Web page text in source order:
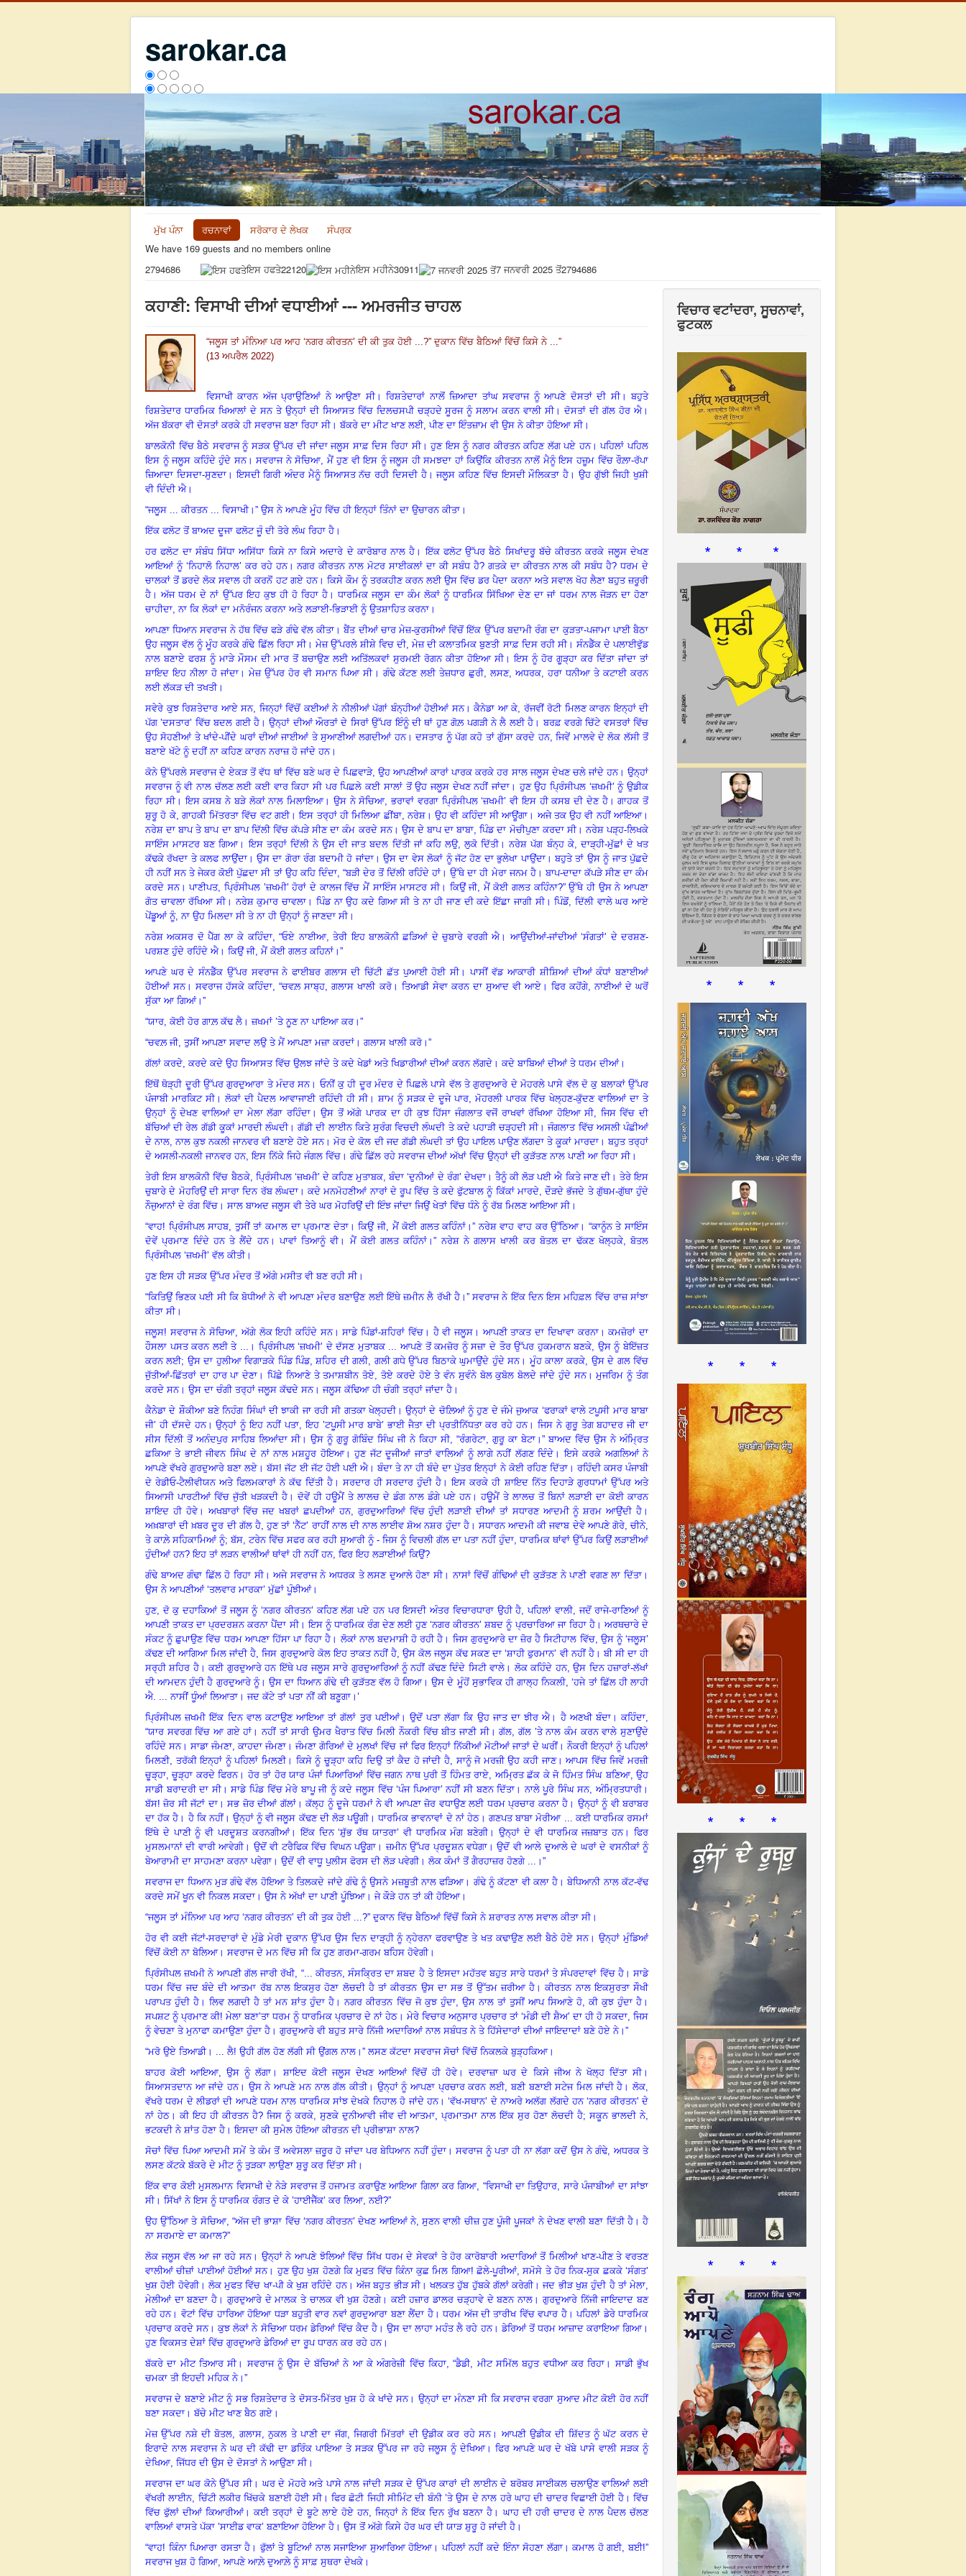
sarokar.ca
ਮੁੱਖ ਪੰਨਾ ਰਚਨਾਵਾਂ ਸਰੋਕਾਰ ਦੇ ਲੇਖਕ
ਸੰਪਰਕ
We have 169 guests and no members online
2794686
ਇਸ ਹਫਤੇ22120 ਇਸ ਮਹੀਨੇ30911 7 ਜਨਵਰੀ 2025 ਤੋਂ2794686
ਕਹਾਣੀ: ਵਿਸਾਖੀ ਦੀਆਂ ਵਧਾਈਆਂ --- ਅਮਰਜੀਤ ਚਾਹਲ
“ਜਲੂਸ ਤਾਂ ਮੰਨਿਆ ਪਰ ਆਹ ‘ਨਗਰ ਕੀਰਤਨ’ ਦੀ ਕੀ ਤੁਕ ਹੋਈ ...?” ਦੁਕਾਨ ਵਿੱਚ ਬੈਠਿਆਂ ਵਿੱਚੋਂ ਕਿਸੇ ਨੇ ... ”
(13 ਅਪਰੈਲ 2022)
ਵਿਸਾਖੀ ਕਾਰਨ ਅੱਜ ਪ੍ਰਾਉਣਿਆਂ ਨੇ ਆਉਣਾ ਸੀ।ਰਿਸ਼ਤੇਦਾਰਾਂ ਨਾਲੋਂ ਜ਼ਿਆਦਾ ਤਾਂਘ ਸਵਰਾਜ ਨੂੰ ਆਪਣੇ ਦੋਸਤਾਂ ਦੀ ਸੀ।ਬਹੁਤੇ
ਰਿਸ਼ਤੇਦਾਰ ਧਾਰਮਿਕ ਖਿਆਲਾਂ ਦੇ ਸਨ ਤੇ ਉਨ੍ਹਾਂ ਦੀ ਸਿਆਸਤ ਵਿੱਚ ਦਿਲਚਸਪੀ ਚੜ੍ਹਦੇ ਸੂਰਜ ਨੂੰ ਸਲਾਮ ਕਰਨ ਵਾਲੀ ਸੀ।ਦੋਸਤਾਂ ਦੀ ਗੱਲ ਹੋਰ ਐ।
ਅੱਜ ਬੱਕਰਾ ਵੀ ਦੋਸਤਾਂ ਕਰਕੇ ਹੀ ਸਵਰਾਜ ਬਣਾ ਰਿਹਾ ਸੀ। ਬੱਕਰੇ ਦਾ ਮੀਟ ਖਾਣ ਲਈ, ਪੀਣ ਦਾ ਇੰਤਜ਼ਾਮ ਵੀ ਉਸ ਨੇ ਕੀਤਾ ਹੋਇਆ ਸੀ।
ਬਾਲਕੋਨੀ ਵਿੱਚ ਬੈਠੇ ਸਵਰਾਜ ਨੂੰ ਸੜਕ ਉੱਪਰ ਦੀ ਜਾਂਦਾ ਜਲੂਸ ਸਾਫ਼ ਦਿਸ ਰਿਹਾ ਸੀ।ਹੁਣ ਇਸ ਨੂੰ ਨਗਰ ਕੀਰਤਨ ਕਹਿਣ ਲੱਗ ਪਏ ਹਨ।ਪਹਿਲਾਂ ਪਹਿਲ
ਇਸ ਨੂੰ ਜਲੂਸ ਕਹਿੰਦੇ ਹੁੰਦੇ ਸਨ।ਸਵਰਾਜ ਨੇ ਸੋਚਿਆ, ਮੈਂ ਹੁਣ ਵੀ ਇਸ ਨੂੰ ਜਲੂਸ ਹੀ ਸਮਝਦਾ ਹਾਂ ਕਿਉਂਕਿ ਕੀਰਤਨ ਨਾਲੋਂ ਮੈਨੂੰ ਇਸ ਹਜ਼ੂਮ ਵਿੱਚ ਰੌਲ਼ਾ-ਰੱਪਾ
ਜ਼ਿਆਦਾ ਦਿਸਦਾ-ਸੁਣਦਾ। ਇਸਦੀ ਗਿਰੀ ਅੰਦਰ ਮੈਨੂੰ ਸਿਆਸਤ ਨੱਚ ਰਹੀ ਦਿਸਦੀ ਹੈ।ਜਲੂਸ ਕਹਿਣ ਵਿੱਚ ਇਸਦੀ ਮੌਲਿਕਤਾ ਹੈ । ਉਹ ਗੁੱਝੀ ਜਿਹੀ ਖੁਸ਼ੀ
ਵੀ ਦਿੰਦੀ ਐ।
“ਜਲੂਸ ... ਕੀਰਤਨ ... ਵਿਸਾਖੀ। ” ਉਸ ਨੇ ਆਪਣੇ ਮੂੰਹ ਵਿੱਚ ਹੀ ਇਨ੍ਹਾਂ ਤਿੰਨਾਂ ਦਾ ਉਚਾਰਨ ਕੀਤਾ ।
ਇੱਕ ਫਲੋਟ ਤੋਂ ਬਾਅਦ ਦੂਜਾ ਫਲੋਟ ਜੂੰ ਦੀ ਤੋਰੇ ਲੰਘ ਰਿਹਾ ਹੈ ।
ਹਰ ਫਲੋਟ ਦਾ ਸੰਬੰਧ ਸਿੱਧਾ ਅਸਿੱਧਾ ਕਿਸੇ ਨਾ ਕਿਸੇ ਅਦਾਰੇ ਦੇ ਕਾਰੋਬਾਰ ਨਾਲ ਹੈ । ਇੱਕ ਫਲੋਟ ਉੱਪਰ ਬੈਠੇ ਸਿਖਾਂਦਰੂ ਬੱਚੇ ਕੀਰਤਨ ਕਰਕੇ ਜਲੂਸ ਦੇਖਣ
ਆਇਆਂ ਨੂੰ ‘ਨਿਹਾਲੋ ਨਿਹਾਲ’ ਕਰ ਰਹੇ ਹਨ।ਨਗਰ ਕੀਰਤਨ ਨਾਲ ਮੋਟਰ ਸਾਈਕਲਾਂ ਦਾ ਕੀ ਸਬੰਧ ਹੈ? ਗਤਕੇ ਦਾ ਕੀਰਤਨ ਨਾਲ ਕੀ ਸਬੰਧ ਹੈ?ਧਰਮ ਦੇ
ਚਾਲਕਾਂ ਤੋਂ ਡਰਦੇ ਲੋਕ ਸਵਾਲ ਹੀ ਕਰਨੋਂ ਹਟ ਗਏ ਹਨ। ਕਿਸੇ ਕੌਮ ਨੂੰ ਤਰਕਹੀਣ ਕਰਨ ਲਈ ਉਸ ਵਿੱਚ ਡਰ ਪੈਦਾ ਕਰਨਾ ਅਤੇ ਸਵਾਲ ਖੋਹ ਲੈਣਾ ਬਹੁਤ ਜ਼ਰੂਰੀ
ਹੈ ।ਅੱਜ ਧਰਮ ਦੇ ਨਾਂ ਉੱਪਰ ਇਹ ਕੁਝ ਹੀ ਹੋ ਰਿਹਾ ਹੈ ।ਧਾਰਮਿਕ ਜਲੂਸ ਦਾ ਕੰਮ ਲੋਕਾਂ ਨੂੰ ਧਾਰਮਿਕ ਸਿੱਖਿਆ ਦੇਣ ਦਾ ਜਾਂ ਧਰਮ ਨਾਲ ਜੋੜਨ ਦਾ ਹੋਣਾ
ਚਾਹੀਦਾ ਨਾ ਕਿ ਲੋਕਾਂ ਦਾ ਮਨੋਰੰਜਨ ਕਰਨਾ ਅਤੇ ਲੜਾਈ-ਭਿੜਾਈ ਨੂੰ ਉਤਸ਼ਾਹਿਤ ਕਰਨਾ ।
ਆਪਣਾ ਧਿਆਨ ਸਵਰਾਜ ਨੇ ਹੱਥ ਵਿੱਚ ਫੜੇ ਗੰਢੇ ਵੱਲ ਕੀਤਾ ।ਬੈਂਤ ਦੀਆਂ ਚਾਰ ਮੇਜ਼-ਕੁਰਸੀਆਂ ਵਿੱਚੋਂ ਇੱਕ ਉੱਪਰ ਬਦਾਮੀ ਰੰਗ ਦਾ ਕੁੜਤਾ-ਪਜਾਮਾ ਪਾਈ ਬੈਠਾ
ਉਹ ਜਲੂਸ ਵੱਲ ਨੂੰ ਮੂੰਹ ਕਰਕੇ ਗੰਢੇ ਛਿੱਲ ਰਿਹਾ ਸੀ। ਮੇਜ਼ ਉੱਪਰਲੇ ਸ਼ੀਸ਼ੇ ਵਿਚ ਦੀ,ਮੇਜ਼ ਦੀ ਕਲਾਤਮਿਕ ਬੁਣਤੀ ਸਾਫ਼ ਦਿਸ ਰਹੀ ਸੀ। ਸੰਨਡੈੱਕ ਦੇ ਪਲਾਈਵੁੱਡ
ਨਾਲ ਬਣਾਏ ਫਰਸ਼ ਨੂੰ ਮਾੜੇ ਮੌਸਮ ਦੀ ਮਾਰ ਤੋਂ ਬਚਾਉਣ ਲਈ ਅਤਿੱਲਕਵਾਂ ਸੁਰਮਈ ਰੋਗਨ ਕੀਤਾ ਹੋਇਆ ਸੀ।ਇਸ ਨੂੰ ਹੋਰ ਗੂੜ੍ਹਾ ਕਰ ਦਿੱਤਾ ਜਾਂਦਾ ਤਾਂ
ਸ਼ਾਇਦ ਇਹ ਨੀਲਾ ਹੋ ਜਾਂਦਾ ।ਮੇਜ਼ ਉੱਪਰ ਹੋਰ ਵੀ ਸਮਾਨ ਪਿਆ ਸੀ। ਗੰਢੇ ਕੱਟਣ ਲਈ ਤੇਜ਼ਧਾਰ ਛੁਰੀ, ਲਸਣ, ਅਧਰਕ, ਹਰਾ ਧਨੀਆ ਤੇ ਕਟਾਈ ਕਰਨ
ਲਈ ਲੱਕੜ ਦੀ ਤਖਤੀ।
ਸਵੇਰੇ ਕੁਝ ਰਿਸ਼ਤੇਦਾਰ ਆਏ ਸਨ, ਜਿਨ੍ਹਾਂ ਵਿੱਚੋਂ ਕਈਆਂ ਨੇ ਨੀਲੀਆਂ ਪੱਗਾਂ ਬੰਨ੍ਹੀਆਂ ਹੋਈਆਂ ਸਨ। ਕੈਨੇਡਾ ਆ ਕੇ ਰੱਜਵੀਂ ਰੋਟੀ ਮਿਲਣ ਕਾਰਨ ਇਨ੍ਹਾਂ ਦੀ
ਪੱਗ ’ਦਸਤਾਰ’ ਵਿੱਚ ਬਦਲ ਗਈ ਹੈ।ਉਨ੍ਹਾਂ ਦੀਆਂ ਔਰਤਾਂ ਦੇ ਸਿਰਾਂ ਉੱਪਰ ਇੰਨੂੰ ਦੀ ਥਾਂ ਹੁਣ ਗੋਲ਼ ਪਗੜੀ ਨੇ ਲੈ ਲਈ ਹੈ । ਬਰਫ਼ ਵਰਗੇ ਚਿੱਟੇ ਵਸਤਰਾਂ ਵਿੱਚ
ਉਹ ਸੋਹਣੀਆਂ ਤੇ ਖਾਂਦੇ-ਪੀਂਦੇ ਘਰਾਂ ਦੀਆਂ ਜਾਈਆਂ ਤੇ ਸੁਆਣੀਆਂ ਲਗਦੀਆਂ ਹਨ।ਦਸਤਾਰ ਨੂੰ ਪੱਗ ਕਹੋ ਤਾਂ ਗੁੱਸਾ ਕਰਦੇ ਹਨ, ਜਿਵੇਂ ਮਾਲਵੇ ਦੇ ਲੋਕ ਲੱਸੀ ਤੋਂ
ਬਣਾਏ ਖੱਟੇ ਨੂੰ ਦਹੀਂ ਨਾ ਕਹਿਣ ਕਾਰਨ ਨਰਾਜ਼ ਹੋ ਜਾਂਦੇ ਹਨ।
ਕੋਨੇ ਉੱਪਰਲੇ ਸਵਰਾਜ ਦੇ ਏਕੜ ਤੋਂ ਵੱਧ ਥਾਂ ਵਿੱਚ ਬਣੇ ਘਰ ਦੇ ਪਿਛਵਾੜੇ,ਉਹ ਆਪਣੀਆਂ ਕਾਰਾਂ ਪਾਰਕ ਕਰਕੇ ਹਰ ਸਾਲ ਜਲੂਸ ਦੇਖਣ ਚਲੇ ਜਾਂਦੇ ਹਨ।ਉਨ੍ਹਾਂ
ਸਵਰਾਜ ਨੂੰ ਵੀ ਨਾਲ ਚੱਲਣ ਲਈ ਕਈ ਵਾਰ ਕਿਹਾ ਸੀ ਪਰ ਪਿਛਲੇ ਕਈ ਸਾਲਾਂ ਤੋਂ ਉਹ ਜਲੂਸ ਦੇਖਣ ਨਹੀਂ ਜਾਂਦਾ। ਹੁਣ ਉਹ ਪ੍ਰਿੰਸੀਪਲ ‘ਜ਼ਖਮੀ’ ਨੂੰ ਉਡੀਕ
ਰਿਹਾ ਸੀ।ਇਸ ਕਸਬ ਨੇ ਬੜੇ ਲੋਕਾਂ ਨਾਲ ਮਿਲਾਇਆ। ਉਸ ਨੇ ਸੋਚਿਆ, ਭਰਾਵਾਂ ਵਰਗਾ ਪ੍ਰਿੰਸੀਪਲ ‘ਜ਼ਖਮੀ’ ਵੀ ਇਸ ਹੀ ਕਸਬ ਦੀ ਦੇਣ ਹੈ।ਗਾਹਕ ਤੋਂ
ਸ਼ੁਰੂ ਹੋ ਕੇ, ਗਾਹਕੀ ਮਿੱਤਰਤਾ ਵਿੱਚ ਵਟ ਗਈ।ਇਸ ਤਰ੍ਹਾਂ ਹੀ ਮਿਲਿਆ ਛੀਂਬਾ, ਨਰੇਸ਼।ਉਹ ਵੀ ਕਹਿੰਦਾ ਸੀ ਆਊਂਗਾ । ਅਜੇ ਤਕ ਉਹ ਵੀ ਨਹੀਂ ਆਇਆ।
ਨਰੇਸ਼ ਦਾ ਬਾਪ ਤੇ ਬਾਪ ਦਾ ਬਾਪ ਦਿੱਲੀ ਵਿੱਚ ਕੱਪੜੇ ਸੀਣ ਦਾ ਕੰਮ ਕਰਦੇ ਸਨ। ਉਸ ਦੇ ਬਾਪ ਦਾ ਬਾਬਾ ,ਪਿੰਡ ਦਾ ਮੋਚੀਪੁਣਾ ਕਰਦਾ ਸੀ। ਨਰੇਸ਼ ਪੜ੍ਹ-ਲਿਖਕੇ
ਸਾਇੰਸ ਮਾਸਟਰ ਬਣ ਗਿਆ।ਇਸ ਤਰ੍ਹਾਂ ਦਿੱਲੀ ਨੇ ਉਸ ਦੀ ਜਾਤ ਬਦਲ ਦਿੱਤੀ ਜਾਂ ਕਹਿ ਲਉ, ਲੁਕੋ ਦਿੱਤੀ।ਨਰੇਸ਼ ਪੱਗ ਬੰਨ੍ਹ ਕੇ, ਦਾੜ੍ਹੀ-ਮੁੱਛਾਂ ਦੇ ਖਤ
ਕੱਢਕੇ ਰੱਖਦਾ ਤੇ ਕਲਫ ਲਾਉਂਦਾ।ਉਸ ਦਾ ਗੋਰਾ ਰੰਗ ਬਦਾਮੀ ਹੋ ਜਾਂਦਾ। ਉਸ ਦਾ ਵੇਸ ਲੋਕਾਂ ਨੂੰ ਜੱਟ ਹੋਣ ਦਾ ਭੁਲੇਖਾ ਪਾਉਂਦਾ।ਬਹੁਤੇ ਤਾਂ ਉਸ ਨੂੰ ਜਾਤ ਪੁੱਛਦੇ
ਹੀ ਨਹੀਂ ਸਨ ਤੇ ਜੇਕਰ ਕੋਈ ਪੁੱਛਦਾ ਸੀ ਤਾਂ ਉਹ ਕਹਿ ਦਿੰਦਾ, “ਬੜੀ ਦੇਰ ਤੋਂ ਦਿੱਲੀ ਰਹਿੰਦੇ ਹਾਂ ।ਉੱਥੇ ਦਾ ਹੀ ਮੇਰਾ ਜਨਮ ਹੈ। ਬਾਪ-ਦਾਦਾ ਕੱਪੜੇ ਸੀਣ ਦਾ ਕੰਮ
ਕਰਦੇ ਸਨ।ਪਾਣੀਪਤ, ਪ੍ਰਿੰਸੀਪਲ ’ਜ਼ਖਮੀ’ ਹੋਰਾਂ ਦੇ ਕਾਲਜ ਵਿੱਚ ਮੈਂ ਸਾਇੰਸ ਮਾਸਟਰ ਸੀ। ਕਿਉਂ ਜੀ, ਮੈਂ ਕੋਈ ਗਲਤ ਕਹਿੰਨਾ?”ਉੱਥੇ ਹੀ ਉਸ ਨੇ ਆਪਣਾ
ਗੋਤ ਚਾਵਲਾ ਰੱਖਿਆ ਸੀ। ਨਰੇਸ਼ ਕੁਮਾਰ ਚਾਵਲਾ । ਪਿੰਡ ਨਾ ਉਹ ਕਦੇ ਗਿਆ ਸੀ ਤੇ ਨਾ ਹੀ ਜਾਣ ਦੀ ਕਦੇ ਇੱਛਾ ਜਾਗੀ ਸੀ।ਪਿੰਡੋਂ, ਦਿੱਲੀ ਵਾਲੇ ਘਰ ਆਏ
ਪੇਂਡੂਆਂ ਨੂੰ, ਨਾ ਉਹ ਮਿਲਦਾ ਸੀ ਤੇ ਨਾ ਹੀ ਉਨ੍ਹਾਂ ਨੂੰ ਜਾਣਦਾ ਸੀ।
ਨਰੇਸ਼ ਅਕਸਰ ਦੋ ਪੈੱਗ ਲਾ ਕੇ ਕਹਿੰਦਾ, “ਓਏ ਨਾਈਆ,ਤੇਰੀ ਇਹ ਬਾਲਕੋਨੀ ਛੜਿਆਂ ਦੇ ਚੁਬਾਰੇ ਵਰਗੀ ਐ। ਆਉਂਦੀਆਂ-ਜਾਂਦੀਆਂ ‘ਸੰਗਤਾਂ’ ਦੇ ਦਰਸ਼ਣ-
ਪਰਸ਼ਣ ਹੁੰਦੇ ਰਹਿੰਦੇ ਐ। ਕਿਉਂ ਜੀ, ਮੈਂ ਕੋਈ ਗਲਤ ਕਹਿਨਾਂ । ”
ਆਪਣੇ ਘਰ ਦੇ ਸੰਨਡੈੱਕ ਉੱਪਰ ਸਵਰਾਜ ਨੇ ਫਾਈਬਰ ਗਲਾਸ ਦੀ ਚਿੱਟੀ ਛੱਤ ਪੁਆਈ ਹੋਈ ਸੀ। ਪਾਸੀਂ ਵੱਡ ਆਕਾਰੀ ਸ਼ੀਸ਼ਿਆਂ ਦੀਆਂ ਕੰਧਾਂ ਬਣਾਈਆਂ
ਹੋਈਆਂ ਸਨ। ਸਵਰਾਜ ਹੱਸਕੇ ਕਹਿੰਦਾ , “ਚਵਲ਼ ਸਾਬ੍ਹ ,ਗਲਾਸ ਖਾਲੀ ਕਰੋ। ਤਿਆਡੀ ਸੇਵਾ ਕਰਨ ਦਾ ਸੁਆਦ ਵੀ ਆਏ। ਫਿਰ ਕਹੋਂਗੇ,ਨਾਈਆਂ ਦੇ ਘਰੋਂ
ਸੁੱਕਾ ਆ ਗਿਆਂ। ”
“ਯਾਰ, ਕੋਈ ਹੋਰ ਗਾਲ਼ ਕੱਢ ਲੈ । ਜ਼ਖਮਾਂ ’ਤੇ ਨੂਣ ਨਾ ਪਾਇਆ ਕਰ। ”
“ਚਵਲ਼ ਜੀ, ਤੁਸੀਂ ਆਪਣਾ ਸਵਾਦ ਲਉ ਤੇ ਮੈਂ ਆਪਣਾ ਮਜ਼ਾ ਕਰਦਾਂ । ਗਲਾਸ ਖਾਲੀ ਕਰੋ। ”
ਗੱਲਾਂ ਕਰਦੇ ਕਰਦੇ ਕਦੇ ਉਹ ਸਿਆਸਤ ਵਿੱਚ ਉਲਝ ਜਾਂਦੇ ਤੇ ਕਦੇ ਖੇਡਾਂ ਅਤੇ ਖਿਡਾਰੀਆਂ ਦੀਆਂ ਕਰਨ ਲੱਗਦੇ । ਕਦੇ ਬਾਬਿਆਂ ਦੀਆਂ ਤੇ ਧਰਮ ਦੀਆਂ।
ਇੱਥੋਂ ਥੋੜ੍ਹੀ ਦੂਰੀ ਉੱਪਰ ਗੁਰਦੁਆਰਾ ਤੇ ਮੰਦਰ ਸਨ। ਓਨੀਂ ਕੁ ਹੀ ਦੂਰ ਮੰਦਰ ਦੇ ਪਿਛਲੇ ਪਾਸੇ ਵੱਲ ਤੇ ਗੁਰਦੁਆਰੇ ਦੇ ਮੋਹਰਲੇ ਪਾਸੇ ਵੱਲ ਦੋ ਕੁ ਬਲਾਕਾਂ ਉੱਪਰ
ਪੰਜਾਬੀ ਮਾਰਕਿਟ ਸੀ। ਲੋਕਾਂ ਦੀ ਪੈਦਲ ਆਵਾਜਾਈ ਰਹਿੰਦੀ ਹੀ ਸੀ। ਸ਼ਾਮ ਨੂੰ ਸੜਕ ਦੇ ਦੂਜੇ ਪਾਰ,ਮੋਹਰਲੀ ਪਾਰਕ ਵਿੱਚ ਖੇਲ੍ਹਣ-ਕੁੱਦਣ ਵਾਲਿਆਂ ਦਾ ਤੇ
ਉਨ੍ਹਾਂ ਨੂੰ ਦੇਖਣ ਵਾਲਿਆਂ ਦਾ ਮੇਲਾ ਲੱਗਾ ਰਹਿੰਦਾ।ਉਸ ਤੋਂ ਅੱਗੇ ਪਾਰਕ ਦਾ ਹੀ ਕੁਝ ਹਿੱਸਾ ਜੰਗਲਾਤ ਵਜੋਂ ਰਾਖਵਾਂ ਰੱਖਿਆ ਹੋਇਆ ਸੀ, ਜਿਸ ਵਿੱਚ ਦੀ
ਬੱਚਿਆਂ ਦੀ ਰੇਲ ਗੱਡੀ ਕੂਕਾਂ ਮਾਰਦੀ ਲੰਘਦੀ।ਗੱਡੀ ਦੀ ਲਾਈਨ ਕਿਤੇ ਸੁਰੰਗ ਵਿਚਦੀ ਲੰਘਦੀ ਤੇ ਕਦੇ ਪਹਾੜੀ ਚੜ੍ਹਦੀ ਸੀ।ਜੰਗਲਾਤ ਵਿੱਚ ਅਸਲੀ ਪੰਛੀਆਂ
ਦੇ ਨਾਲ ,ਨਾਲ ਕੁਝ ਨਕਲੀ ਜਾਨਵਰ ਵੀ ਬਣਾਏ ਹੋਏ ਸਨ।ਮੋਰ ਦੇ ਕੋਲ ਦੀ ਜਦ ਗੱਡੀ ਲੰਘਦੀ ਤਾਂ ਉਹ ਪਾਇਲ ਪਾਉਣ ਲੱਗਦਾ ਤੇ ਕੂਕਾਂ ਮਾਰਦਾ।ਬਹੁਤ ਤਰ੍ਹਾਂ
ਦੇ ਅਸਲੀ-ਨਕਲੀ ਜਾਨਵਰ ਹਨ,ਇਸ ਨਿੱਕੇ ਜਿਹੇ ਜੰਗਲ ਵਿੱਚ । ਗੰਢੇ ਛਿੱਲ ਰਹੇ ਸਵਰਾਜ ਦੀਆਂ ਅੱਖਾਂ ਵਿੱਚ ਉਨ੍ਹਾਂ ਦੀ ਕੁੜੱਤਣ ਨਾਲ ਪਾਣੀ ਆ ਰਿਹਾ ਸੀ।
ਤੇਰੀ ਇਸ ਬਾਲਕੋਨੀ ਵਿੱਚ ਬੈਠਕੇ, ਪ੍ਰਿੰਸੀਪਲ ‘ਜ਼ਖਮੀ’ ਦੇ ਕਹਿਣ ਮੁਤਾਬਕ ,ਬੰਦਾ ‘ਦੁਨੀਆਂ ਦੇ ਰੰਗ’ ਦੇਖਦਾ। ਤੈਨੂੰ ਕੀ ਲੋੜ ਪਈ ਐ ਕਿਤੇ ਜਾਣ ਦੀ। ਤੇਰੇ ਇਸ
ਚੁਬਾਰੇ ਦੇ ਮੋਹਰਿਉਂ ਦੀ ਸਾਰਾ ਦਿਨ ਰੱਬ ਲੰਘਦਾ। ਕਦੇ ਮਨਮੋਹਣੀਆਂ ਨਾਰਾਂ ਦੇ ਰੂਪ ਵਿੱਚ ਤੇ ਕਦੇ ਫੁੱਟਬਾਲ ਨੂੰ ਕਿੱਕਾਂ ਮਾਰਦੇ, ਦੌੜਦੇ ਭੱਜਦੇ ਤੇ ਗੁੱਥਮ-ਗੁੱਥਾ ਹੁੰਦੇ
ਨੌਜੁਆਨਾਂ ਦੇ ਰੰਗ ਵਿੱਚ । ਸਾਲ ਬਾਅਦ ਜਲੂਸ ਵੀ ਤੇਰੇ ਘਰ ਮੋਹਰਿਉਂ ਦੀ ਇੰਝ ਜਾਂਦਾ ਜਿਉਂ ਖੇਤਾਂ ਵਿੱਚ ਧੰਨੇ ਨੂੰ ਰੱਬ ਮਿਲਣ ਆਇਆ ਸੀ।
“ਵਾਹ! ਪ੍ਰਿੰਸੀਪਲ ਸਾਹਬ, ਤੁਸੀਂ ਤਾਂ ਕਮਾਲ ਦਾ ਪ੍ਰਮਾਣ ਦੇਤਾ।ਕਿਉਂ ਜੀ, ਮੈਂ ਕੋਈ ਗਲਤ ਕਹਿੰਨਾਂ ।” ਨਰੇਸ਼ ਵਾਹ ਵਾਹ ਕਰ ਉੱਠਿਆ। “ਕਾਨੂੰਨ ਤੇ ਸਾਇੰਸ
ਦੋਵੇਂ ਪ੍ਰਮਾਣ ਦਿੰਦੇ ਹਨ ਤੇ ਲੈਂਦੇ ਹਨ। ਪਾਵਾਂ ਤਿਆਨੂੰ ਵੀ। ਮੈਂ ਕੋਈ ਗਲਤ ਕਹਿੰਨਾਂ ।” ਨਰੇਸ਼ ਨੇ ਗਲਾਸ ਖਾਲੀ ਕਰ ਬੋਤਲ ਦਾ ਢੱਕਣ ਖੋਲ੍ਹਕੇ,ਬੋਤਲ
ਪ੍ਰਿੰਸੀਪਲ ‘ਜ਼ਖਮੀ’ ਵੱਲ ਕੀਤੀ।
ਹੁਣ ਇਸ ਹੀ ਸੜਕ ਉੱਪਰ ਮੰਦਰ ਤੋਂ ਅੱਗੇ ਮਸੀਤ ਵੀ ਬਣ ਰਹੀ ਸੀ।
“ਕਿਤਿਉਂ ਭਿਣਕ ਪਈ ਸੀ ਕਿ ਬੋਧੀਆਂ ਨੇ ਵੀ ਆਪਣਾ ਮੰਦਰ ਬਣਾਉਣ ਲਈ ਇੱਥੇ ਜ਼ਮੀਨ ਲੈ ਰੱਖੀ ਹੈ। ” ਸਵਰਾਜ ਨੇ ਇੱਕ ਦਿਨ ਇਸ ਮਹਿਫ਼ਲ ਵਿੱਚ ਰਾਜ਼ ਸਾਂਝਾ
ਕੀਤਾ ਸੀ।
ਜਲੂਸ! ਸਵਰਾਜ ਨੇ ਸੋਚਿਆ, ਅੱਗੇ ਲੋਕ ਇਹੀ ਕਹਿੰਦੇ ਸਨ।ਸਾਡੇ ਪਿੰਡਾਂ-ਸ਼ਹਿਰਾਂ ਵਿੱਚ। ਹੈ ਵੀ ਜਲੂਸ । ਆਪਣੀ ਤਾਕਤ ਦਾ ਦਿਖਾਵਾ ਕਰਨਾ।ਕਮਜ਼ੋਰਾਂ ਦਾ
ਹੌਸਲਾ ਪਸਤ ਕਰਨ ਲਈ ਤੇ ...
। ਪ੍ਰਿੰਸੀਪਲ ‘ਜ਼ਖਮੀ’ ਦੇ ਦੱਸਣ ਮੁਤਾਬਕ ... ਆਪਣੇ ਤੋਂ ਕਮਜ਼ੋਰ ਨੂੰ ਸਜ਼ਾ ਦੇ ਤੌਰ ਉੱਪਰ ਹੁਕਮਰਾਨ ਬਣਕੇ ਉਸ ਨੂੰ ਬੇਇੱਜ਼ਤ
ਕਰਨ ਲਈ; ਉਸ ਦਾ ਹੁਲੀਆ ਵਿਗਾੜਕੇ ਪਿੰਡ ਪਿੰਡ,ਸ਼ਹਿਰ ਦੀ ਗਲੀ, ਗਲੀ ਗਧੇ ਉੱਪਰ ਬਿਠਾਕੇ ਘੁਮਾਉਂਦੇ ਹੁੰਦੇ ਸਨ। ਮੂੰਹ ਕਾਲਾ ਕਰਕੇ ਉਸ ਦੇ ਗਲ ਵਿੱਚ
ਜੁੱਤੀਆਂ-ਛਿੱਤਰਾਂ ਦਾ ਹਾਰ ਪਾ ਦੇਣਾ । ਪਿੱਛੇ ਨਿਆਣੇ ਤੇ ਤਮਾਸ਼ਬੀਨ ਤੋਏ ਤੋਏ ਕਰਦੇ ਹੋਏ ਤੇ ਵੰਨ ਸੁਵੰਨੇ ਬੋਲ ਕੁਬੋਲ ਬੋਲਦੇ ਜਾਂਦੇ ਹੁੰਦੇ ਸਨ। ਮੁਜਰਿਮ ਨੂੰ ਤੰਗ
ਕਰਦੇ ਸਨ। ਉਸ ਦਾ ਚੰਗੀ ਤਰ੍ਹਾਂ ਜਲੂਸ ਕੱਢਦੇ ਸਨ। ਜਲੂਸ ਕੱਢਿਆ ਹੀ ਚੰਗੀ ਤਰ੍ਹਾਂ ਜਾਂਦਾ ਹੈ ।
ਕੈਨੇਡਾ ਦੇ ਸ਼ੌਕੀਆ ਬਣੇ ਨਿਹੰਗ ਸਿੰਘਾਂ ਦੀ ਝਾਕੀ ਜਾ ਰਹੀ ਸੀ ਗਤਕਾ ਖੇਲ੍ਹਦੀ।ਉਨ੍ਹਾਂ ਦੇ ਚੋਲ਼ਿਆਂ ਨੂੰ ਹੁਣ ਦੇ ਜੰਮੇ ਜੁਆਕ ‘ਫਰਾਕਾਂ ਵਾਲੇ ਟਪੂਸੀ ਮਾਰ ਬਾਬਾ
ਜੀ’ ਹੀ ਦੱਸਦੇ ਹਨ।ਉਨ੍ਹਾਂ ਨੂੰ ਇਹ ਨਹੀਂ ਪਤਾ,ਇਹ ’ਟਪੂਸੀ ਮਾਰ ਬਾਬੇ’ ਭਾਈ ਜੈਤਾ ਦੀ ਪ੍ਰਤੀਨਿੱਧਤਾ ਕਰ ਰਹੇ ਹਨ। ਜਿਸ ਨੇ ਗੁਰੂ ਤੇਗ ਬਹਾਦਰ ਜੀ ਦਾ
ਸੀਸ ਦਿੱਲੀ ਤੋਂ ਅਨੰਦਪੁਰ ਸਾਹਿਬ ਲਿਆਂਦਾ ਸੀ। ਉਸ ਨੂੰ ਗੁਰੂ ਗੋਬਿੰਦ ਸਿੰਘ ਜੀ ਨੇ ਕਿਹਾ ਸੀ, “ਰੰਗਰੇਟਾ ਗੁਰੂ ਕਾ ਬੇਟਾ । ” ਬਾਅਦ ਵਿੱਚ ਉਸ ਨੇ ਅੰਮ੍ਰਿਤ
ਛਕਿਆ ਤੇ ਭਾਈ ਜੀਵਨ ਸਿੰਘ ਦੇ ਨਾਂ ਨਾਲ ਮਸ਼ਹੂਰ ਹੋਇਆ।ਹੁਣ ਜੱਟ ਦੂਜੀਆਂ ਜਾਤਾਂ ਵਾਲਿਆਂ ਨੂੰ ਲਾਗੇ ਨਹੀਂ ਲੱਗਣ ਦਿੰਦੇ ।ਇਸੇ ਕਰਕੇ ਅਗਲਿਆਂ ਨੇ
ਆਪਣੇ ਵੱਖਰੇ ਗੁਰਦੁਆਰੇ ਬਣਾ ਲਏ ।ਬੱਸ! ਜੱਟ ਈ ਜੱਟ ਹੋਈ ਪਈ ਐ। ਬੰਦਾ ਤੇ ਨਾ ਹੀ ਬੰਦੇ ਦਾ ਪੁੱਤਰ ਇਨ੍ਹਾਂ ਨੇ ਕੋਈ ਰਹਿਣ ਦਿੱਤਾ। ਰਹਿੰਦੀ ਕਸਰ ਪੰਜਾਬੀ
ਦੇ ਰੇਡੀਓ-ਟੈਲੀਵੀਯਨ ਅਤੇ ਫਿਲਮਕਾਰਾਂ ਨੇ ਕੱਢ ਦਿੱਤੀ ਹੈ। ਸਰਦਾਰ ਹੀ ਸਰਦਾਰ ਹੁੰਦੀ ਹੈ ।ਇਸ ਕਰਕੇ ਹੀ ਸ਼ਾਇਦ ਨਿੱਤ ਦਿਹਾੜੇ ਗੁਰਧਾਮਾਂ ਉੱਪਰ ਅਤੇ
ਸਿਆਸੀ ਪਾਰਟੀਆਂ ਵਿੱਚ ਜੁੱਤੀ ਖੜਕਦੀ ਹੈ । ਦੋਵੇਂ ਹੀ ਹਊਮੈਂ ਤੇ ਲਾਲਚ ਦੇ ਡੰਗ ਨਾਲ ਡੰਗੇ ਪਏ ਹਨ। ਹਊਮੈਂ ਤੇ ਲਾਲਚ ਤੋਂ ਬਿਨਾਂ ਲੜਾਈ ਦਾ ਕੋਈ ਕਾਰਨ
ਸ਼ਾਇਦ ਹੀ ਹੋਵੇ। ਅਖਬਾਰਾਂ ਵਿੱਚ ਜਦ ਖਬਰਾਂ ਛਪਦੀਆਂ ਹਨ, ਗੁਰਦੁਆਰਿਆਂ ਵਿੱਚ ਹੁੰਦੀ ਲੜਾਈ ਦੀਆਂ ਤਾਂ ਸਧਾਰਣ ਆਦਮੀ ਨੂੰ ਸ਼ਰਮ ਆਉਂਦੀ ਹੈ ।
ਅਖ਼ਬਾਰਾਂ ਦੀ ਖ਼ਬਰ ਦੂਰ ਦੀ ਗੱਲ ਹੈ,ਹੁਣ ਤਾਂ ‘ਨੈੱਟ’ ਰਾਹੀਂ ਨਾਲ ਦੀ ਨਾਲ ਲਾਈਵ ਸ਼ੋਅ ਨਸ਼ਰ ਹੁੰਦਾ ਹੈ। ਸਧਾਰਨ ਆਦਮੀ ਕੀ ਜਵਾਬ ਦੇਵੇ ਆਪਣੇ ਗੋਰੇ,ਚੀਨੇ,
ਤੇ ਕਾਲ਼ੇ ਸਹਿਕਾਮਿਆਂ ਨੂੰ; ਬੱਸ, ਟਰੇਨ ਵਿੱਚ ਸਫਰ ਕਰ ਰਹੀ ਸੁਆਰੀ ਨੂੰ- ਜਿਸ ਨੂੰ ਵਿਚਲੀ ਗੱਲ ਦਾ ਪਤਾ ਨਹੀਂ ਹੁੰਦਾ, ਧਾਰਮਿਕ ਥਾਂਵਾਂ ਉੱਪਰ ਕਿਉਂ ਲੜਾਈਆਂ
ਹੁੰਦੀਆਂ ਹਨ?ਇਹ ਤਾਂ ਲੜਨ ਵਾਲੀਆਂ ਥਾਂਵਾਂ ਹੀ ਨਹੀਂ ਹਨ, ਫਿਰ ਇਹ ਲੜਾਈਆਂ ਕਿਉਂ?
ਗੰਢੇ ਬਾਅਦ ਗੰਢਾ ਛਿੱਲ ਹੋ ਰਿਹਾ ਸੀ।ਅਜੇ ਸਵਰਾਜ ਨੇ ਅਧਰਕ ਤੇ ਲਸਣ ਦੁਆਲੇ ਹੋਣਾ ਸੀ। ਨਾਸਾਂ ਵਿੱਚੋਂ ਗੰਢਿਆਂ ਦੀ ਕੁੜੱਤਣ ਨੇ ਪਾਣੀ ਵਗਣ ਲਾ ਦਿੱਤਾ ।
ਉਸ ਨੇ ਆਪਣੀਆਂ ‘ਤਲਵਾਰ ਮਾਰਕਾ’ ਮੁੱਛਾਂ ਪੂੰਝੀਆਂ।
ਹੁਣ, ਦੋ ਕੁ ਦਹਾਕਿਆਂ ਤੋਂ ਜਲੂਸ ਨੂੰ ‘ਨਗਰ ਕੀਰਤਨ’ ਕਹਿਣ ਲੱਗ ਪਏ ਹਨ ਪਰ ਇਸਦੀ ਅੰਤਰ ਵਿਚਾਰਧਾਰਾ ਉਹੀ ਹੈ ,ਪਹਿਲਾਂ ਵਾਲੀ, ਜਦੋਂ ਰਾਜੇ-ਰਾਣਿਆਂ ਨੂੰ
ਆਪਣੀ ਤਾਕਤ ਦਾ ਪ੍ਰਦਰਸ਼ਨ ਕਰਨਾ ਪੈਂਦਾ ਸੀ।ਇਸ ਨੂੰ ਧਾਰਮਿਕ ਰੰਗ ਦੇਣ ਲਈ ਹੁਣ ‘ਨਗਰ ਕੀਰਤਨ’ ਸ਼ਬਦ ਨੂੰ ਪ੍ਰਚਾਰਿਆ ਜਾ ਰਿਹਾ ਹੈ। ਅਰਥਚਾਰੇ ਦੇ
ਸੰਕਟ ਨੂੰ ਛੁਪਾਉਣ ਵਿੱਚ ਧਰਮ ਆਪਣਾ ਹਿੱਸਾ ਪਾ ਰਿਹਾ ਹੈ । ਲੋਕਾਂ ਨਾਲ ਬਦਮਾਸ਼ੀ ਹੋ ਰਹੀ ਹੈ । ਜਿਸ ਗੁਰਦੁਆਰੇ ਦਾ ਜ਼ੋਰ ਹੈ ਸਿਟੀਹਾਲ ਵਿੱਚ, ਉਸ ਨੂੰ ‘ਜਲੂਸ’
ਕੱਢਣ ਦੀ ਆਗਿਆ ਮਿਲ ਜਾਂਦੀ ਹੈ, ਜਿਸ ਗੁਰਦੁਆਰੇ ਕੋਲ ਇਹ ਤਾਕਤ ਨਹੀਂ ਹੈ, ਉਸ ਕੋਲ ਜਲੂਸ ਕੱਢ ਸਕਣ ਦਾ ‘ਸ਼ਾਹੀ ਫੁਰਮਾਨ’ ਵੀ ਨਹੀਂ ਹੈ। ਬੀ ਸੀ ਦਾ ਹੀ
ਸਰ੍ਹੀ ਸ਼ਹਿਰ ਹੈ।ਕਈ ਗੁਰਦੁਆਰੇ ਹਨ ਇੱਥੇ ਪਰ ਜਲੂਸ ਸਾਰੇ ਗੁਰਦੁਆਰਿਆਂ ਨੂੰ ਨਹੀਂ ਕੱਢਣ ਦਿੰਦੇ ਸਿਟੀ ਵਾਲੇ । ਲੋਕ ਕਹਿੰਦੇ ਹਨ,ਉਸ ਦਿਨ ਹਜ਼ਾਰਾਂ-ਲੱਖਾਂ
ਦੀ ਆਮਦਨ ਹੁੰਦੀ ਹੈ ਗੁਰਦੁਆਰੇ ਨੂੰ। ਉਸ ਦਾ ਧਿਆਨ ਗੰਢੇ ਦੀ ਕੁੜੱਤਣ ਵੱਲ ਹੋ ਗਿਆ।ਉਸ ਦੇ ਮੂੰਹੋਂ ਸੁਭਾਵਿਕ ਹੀ ਗਾਲ੍ਹ ਨਿਕਲੀ,‘ਹਜੇ ਤਾਂ ਛਿੱਲ ਹੀ ਲਾਹੀ
ਐ. ... ਨਾਸੀਂ ਧੂੰਆਂ ਲਿਆਤਾ । ਜਦ ਕੱਟੇ ਤਾਂ ਪਤਾ ਨੀਂ ਕੀ ਬਣੂਗਾ । ’
ਪ੍ਰਿੰਸੀਪਲ ਜ਼ਖਮੀ ਇੱਕ ਦਿਨ ਵਾਲ ਕਟਾਉਣ ਆਇਆ ਤਾਂ ਗੱਲਾਂ ਤੁਰ ਪਈਆਂ। ਉਦੋਂ ਪਤਾ ਲੱਗਾ ਕਿ ਉਹ ਜਾਤ ਦਾ ਝੀਰ ਐ। ਹੈ ਅਣਖੀ ਬੰਦਾ।ਕਹਿੰਦਾ
“ਯਾਰ ਸਵਰਗ ਵਿੱਚ ਆ ਗਏ ਹਾਂ ।ਨਹੀਂ ਤਾਂ ਸਾਰੀ ਉਮਰ ਖੈਰਾਤ ਵਿੱਚ ਮਿਲੀ ਨੌਕਰੀ ਵਿੱਚ ਬੀਤ ਜਾਣੀ ਸੀ।ਗੱਲ ਗੱਲ ’ਤੇ ਨਾਲ ਕੰਮ ਕਰਨ ਵਾਲੇ ਸੁਣਾਉਂਦੇ
ਰਹਿੰਦੇ ਸਨ।ਸਾਡਾ ਜੰਮਣਾ ,ਕਾਹਦਾ ਜੰਮਣਾ ।ਜੰਮਣਾ ਗੋਰਿਆਂ ਦੇ ਮੁਲਖਾਂ ਵਿੱਚ ਜਾਂ ਫਿਰ ਇਨ੍ਹਾਂ ਨਿੱਕੀਆਂ ਮੋਟੀਆਂ ਜਾਤਾਂ ਦੇ ਘਰੀਂ। ਨੌਕਰੀ ਇਨ੍ਹਾਂ ਨੂੰ ਪਹਿਲਾਂ
ਮਿਲਣੀ, ਤਰੱਕੀ ਇਨ੍ਹਾਂ ਨੂੰ ਪਹਿਲਾਂ ਮਿਲਣੀ। ਕਿਸੇ ਨੂੰ ਚੂੜ੍ਹਾ ਕਹਿ ਦਿਉ ਤਾਂ ਕੈਦ ਹੋ ਜਾਂਦੀ ਹੈ, ਸਾਨੂੰ ਜੋ ਮਰਜ਼ੀ ਉਹ ਕਹੀ ਜਾਣ।ਆਪਸ ਵਿੱਚ ਜਿਵੇਂ ਮਰਜ਼ੀ
ਚੂੜ੍ਹਾ ,ਚੂੜ੍ਹਾ ਕਰਦੇ ਫਿਰਨ। ਹੋਰ ਤਾਂ ਹੋਰ ਯਾਰ ਪੰਜਾਂ ਪਿਆਰਿਆਂ ਵਿੱਚ ਜਗਨ ਨਾਥ ਪੁਰੀ ਤੋਂ ਹਿੰਮਤ ਰਾਏ ਅਮ੍ਰਿਤ ਛੱਕ ਕੇ ਜੋ ਹਿੰਮਤ ਸਿੰਘ ਬਣਿਆ,ਉਹ
ਸਾਡੀ ਬਰਾਦਰੀ ਦਾ ਸੀ।ਸਾਡੇ ਪਿੰਡ ਵਿੱਚ ਮੇਰੇ ਬਾਪੂ ਜੀ ਨੂੰ ਕਦੇ ਜਲੂਸ ਵਿੱਚ ‘ਪੰਜ ਪਿਆਰਾ’ ਨਹੀਂ ਸੀ ਬਣਨ ਦਿੱਤਾ । ਨਾਲੇ ਪੂਰੇ ਸਿੰਘ ਸਨ,ਅੰਮ੍ਰਿਤਧਾਰੀ।
ਬੱਸ! ਜ਼ੋਰ ਸੀ ਜੱਟਾਂ ਦਾ।ਸਭ ਜ਼ੋਰ ਦੀਆਂ ਗੱਲਾਂ। ਕੱਲ੍ਹ ਨੂੰ ਦੂਜੇ ਧਰਮਾਂ ਨੇ ਵੀ ਆਪਣਾ ਜ਼ੋਰ ਵਧਾਉਣ ਲਈ ਧਰਮ ਪ੍ਰਚਾਰ ਕਰਨਾ ਹੈ । ਉਨ੍ਹਾਂ ਨੂੰ ਵੀ ਬਰਾਬਰ
ਦਾ ਹੱਕ ਹੈ । ਹੈ ਕਿ ਨਹੀਂ। ਉਨ੍ਹਾਂ ਨੂੰ ਵੀ ਜਲੂਸ ਕੱਢਣ ਦੀ ਲੋੜ ਪਊਗੀ।ਧਾਰਮਿਕ ਭਾਵਨਾਵਾਂ ਦੇ ਨਾਂ ਹੇਠ।ਗਣਪਤ ਬਾਬਾ ਮੋਰੀਆ ... ਕਈ ਧਾਰਮਿਕ ਰਸਮਾਂ
ਇੱਥੇ ਦੇ ਪਾਣੀ ਨੂੰ ਵੀ ਪਰਦੂਸ਼ਤ ਕਰਨਗੀਆਂ।ਇੱਕ ਦਿਨ ‘ਸ਼ੁੱਭ ਰੱਥ ਯਾਤਰਾ’ ਵੀ ਧਾਰਮਿਕ ਮੰਗ ਬਣੇਗੀ।ਉਨ੍ਹਾਂ ਦੇ ਵੀ ਧਾਰਮਿਕ ਜਜ਼ਬਾਤ ਹਨ।ਫਿਰ
ਮੁਸਲਮਾਨਾਂ ਦੀ ਵਾਰੀ ਆਵੇਗੀ। ਉਦੋਂ ਵੀ ਟਰੈਫਿਕ ਵਿੱਚ ਵਿਘਨ ਪਊਗਾ । ਜ਼ਮੀਨ ਉੱਪਰ ਪ੍ਰਦੂਸ਼ਨ ਵਧੇਗਾ।ਉਦੋਂ ਵੀ ਆਲੇ ਦੁਆਲੇ ਦੇ ਘਰਾਂ ਦੇ ਵਸਨੀਕਾਂ ਨੂੰ
ਬੇਆਰਾਮੀ ਦਾ ਸਾਹਮਣਾ ਕਰਨਾ ਪਵੇਗਾ । ਉਦੋਂ ਵੀ ਵਾਧੂ ਪੁਲੀਸ ਫੋਰਸ ਦੀ ਲੋੜ ਪਵੇਗੀ। ਲੋਕ ਕੰਮਾਂ ਤੋਂ ਗੈਰਹਾਜ਼ਰ ਹੋਣਗੇ ... । ”
ਸਵਰਾਜ ਦਾ ਧਿਆਨ ਮੁੜ ਗੰਢੇ ਵੱਲ ਹੋਇਆ ਤੇ ਤਿਲਕਦੇ ਜਾਂਦੇ ਗੰਢੇ ਨੂੰ ਉਸਨੇ ਮਜ਼ਬੂਤੀ ਨਾਲ ਫੜਿਆ। ਗੰਢੇ ਨੂੰ ਕੱਟਣਾ ਵੀ ਕਲਾ ਹੈ ।ਬੇਧਿਆਨੀ ਨਾਲ ਕੱਟ-ਵੱਢ
ਕਰਦੇ ਸਮੇਂ ਖੂਨ ਵੀ ਨਿਕਲ ਸਕਦਾ । ਉਸ ਨੇ ਅੱਖਾਂ ਦਾ ਪਾਣੀ ਪੂੰਝਿਆ। ਜੇ ਕੌੜੇ ਹਨ ਤਾਂ ਕੀ ਹੋਇਆ।
“ਜਲੂਸ ਤਾਂ ਮੰਨਿਆ ਪਰ ਆਹ ‘ਨਗਰ ਕੀਰਤਨ’ ਦੀ ਕੀ ਤੁਕ ਹੋਈ ...?” ਦੁਕਾਨ ਵਿੱਚ ਬੈਠਿਆਂ ਵਿੱਚੋਂ ਕਿਸੇ ਨੇ ਸ਼ਰਾਰਤ ਨਾਲ ਸਵਾਲ ਕੀਤਾ ਸੀ।
ਹੋਰ ਵੀ ਕਈ ਜੱਟਾਂ-ਸਰਦਾਰਾਂ ਦੇ ਮੁੰਡੇ ਮੇਰੀ ਦੁਕਾਨ ਉੱਪਰ ਉਸ ਦਿਨ ਦਾੜ੍ਹੀ ਨੂੰ ਨ੍ਹੇਰਨਾ ਫਰਵਾਉਣ ਤੇ ਖਤ ਕਢਾਉਣ ਲਈ ਬੈਠੇ ਹੋਏ ਸਨ।ਉਨ੍ਹਾਂ ਮੁੰਡਿਆਂ
ਵਿੱਚੋਂ ਕੋਈ ਨਾ ਬੋਲਿਆ। ਸਵਰਾਜ ਦੇ ਮਨ ਵਿੱਚ ਸੀ ਕਿ ਹੁਣ ਗਰਮਾ-ਗਰਮ ਬਹਿਸ ਹੋਵੇਗੀ।
ਪ੍ਰਿੰਸੀਪਲ ਜ਼ਖਮੀ ਨੇ ਆਪਣੀ ਗੱਲ ਜਾਰੀ ਰੱਖੀ, “... ਕੀਰਤਨ, ਸੰਸਕ੍ਰਿਤ ਦਾ ਸ਼ਬਦ ਹੈ ਤੇ ਇਸਦਾ ਮਹੱਤਵ ਬਹੁਤ ਸਾਰੇ ਧਰਮਾਂ ਤੇ ਸੰਪਰਦਾਵਾਂ ਵਿੱਚ ਹੈ।ਸਾਡੇ
ਧਰਮ ਵਿੱਚ ਜਦ ਬੰਦੇ ਦੀ ਆਤਮਾ ਰੱਬ ਨਾਲ ਇਕਸੁਰ ਹੋਣਾ ਲੋਚਦੀ ਹੈ ਤਾਂ ਕੀਰਤਨ ਉਸ ਦਾ ਸਭ ਤੋਂ ਉੱਤਮ ਜ਼ਰੀਆ ਹੈ ।ਕੀਰਤਨ ਨਾਲ ਇਕਸੁਰਤਾ ਸੌਖੀ
ਪਰਾਪਤ ਹੁੰਦੀ ਹੈ ।ਲਿਵ ਲਗਦੀ ਹੈ ਤਾਂ ਮਨ ਸ਼ਾਂਤ ਹੁੰਦਾ ਹੈ ।ਨਗਰ ਕੀਰਤਨ ਵਿੱਚ ਜੋ ਕੁਝ ਹੁੰਦਾ, ਉਸ ਨਾਲ ਤਾਂ ਤੁਸੀਂ ਆਪ ਸਿਆਣੇ ਹੋ, ਕੀ ਕੁਝ ਹੁੰਦਾ ਹੈ ।
ਸਪਸ਼ਟ ਨੂੰ ਪ੍ਰਮਾਣ ਕੀ! ਮੇਲਾ ਬਣਾ’ਤਾ ਧਰਮ ਨੂੰ ਧਾਰਮਿਕ ਪ੍ਰਚਾਰ ਦੇ ਨਾਂ ਹੇਠ । ਮੇਰੇ ਵਿਚਾਰ ਅਨੁਸਾਰ ਪ੍ਰਚਾਰ ਤਾਂ ‘ਮੰਡੀ ਦੀ ਸ਼ੈਅ’ ਦਾ ਹੀ ਹੋ ਸਕਦਾ ਜਿਸ
ਨੂੰ ਵੇਚਣਾ ਤੇ ਮੁਨਾਫਾ ਕਮਾਉਣਾ ਹੁੰਦਾ ਹੈ । ਗੁਰਦੁਆਰੇ ਵੀ ਬਹੁਤ ਸਾਰੇ ਨਿੱਜੀ ਅਦਾਰਿਆਂ ਨਾਲ ਸਬੰਧਤ ਨੇ ਤੇ ਹਿੱਸੇਦਾਰਾਂ ਦੀਆਂ ਜਾਇਦਾਦਾਂ ਬਣੇ ਹੋਏ ਨੇ। ”
“ਮਰੋ ਉਏ ਤਿਆਡੀ। ... ਲੈ! ਉਹੀ ਗੱਲ ਹੋਣ ਲੱਗੀ ਸੀ ਉਂਗਲ ਨਾਲ । ” ਲਸਣ ਕੱਟਦਾ ਸਵਰਾਜ ਸੋਚਾਂ ਵਿੱਚੋਂ ਨਿਕਲਕੇ ਬੁੜ੍ਹਕਿਆ।
ਬਾਹਰ ਕੋਈ ਆਇਆ,ਉਸ ਨੂੰ ਲੱਗਾ । ਸ਼ਾਇਦ ਕੋਈ ਜਲੂਸ ਦੇਖਣ ਆਇਆਂ ਵਿੱਚੋਂ ਹੀ ਹੋਵੇ।ਦਰਵਾਜ਼ਾ ਘਰ ਦੇ ਕਿਸੇ ਜੀਅ ਨੇ ਖੋਲ੍ਹ ਦਿੱਤਾ ਸੀ।
ਸਿਆਸਤਦਾਨ ਆ ਜਾਂਦੇ ਹਨ। ਉਸ ਨੇ ਆਪਣੇ ਮਨ ਨਾਲ ਗੱਲ ਕੀਤੀ। ਉਨ੍ਹਾਂ ਨੂੰ ਆਪਣਾ ਪ੍ਰਚਾਰ ਕਰਨ ਲਈ, ਬਣੀ ਬਣਾਈ ਸਟੇਜ ਮਿਲ ਜਾਂਦੀ ਹੈ ।ਲੋਕ
ਵੱਖਰੇ ਧਰਮ ਦੇ ਲੀਡਰਾਂ ਦੀ ਆਪਣੇ ਧਰਮ ਨਾਲ ਧਾਰਮਿਕ ਸਾਂਝ ਦੇਖਕੇ ਨਿਹਾਲ ਹੋ ਜਾਂਦੇ ਹਨ।‘ਵੱਖ-ਸਥਾਨ’ ਦੇ ਨਾਅਰੇ ਅਲੱਗ ਲੱਗਦੇ ਹਨ ‘ਨਗਰ ਕੀਰਤਨ’ ਦੇ
ਨਾਂ ਹੇਠ। ਕੀ ਇਹ ਹੀ ਕੀਰਤਨ ਹੈ? ਜਿਸ ਨੂੰ ਕਰਕੇ, ਸੁਣਕੇ ਦੁਨੀਆਵੀ ਜੀਵ ਦੀ ਆਤਮਾ ,ਪ੍ਰਮਾਤਮਾ ਨਾਲ ਇੱਕ ਸੁਰ ਹੋਣਾ ਲੋਚਦੀ ਹੈ;ਸਕੂਨ ਭਾਲਦੀ ਨੇ,
ਭਟਕਦੀ ਨੇ ਸ਼ਾਂਤ ਹੋਣਾ ਹੈ । ਇਸਦਾ ਕੀ ਸੁਮੇਲ ਹੋਇਆ ਕੀਰਤਨ ਦੀ ਪ੍ਰੀਭਾਸ਼ਾ ਨਾਲ?
ਸੋਚਾਂ ਵਿੱਚ ਪਿਆ ਆਦਮੀ ਸਮੇਂ ਤੇ ਕੰਮ ਤੋਂ ਅਵੇਸਲਾ ਜ਼ਰੂਰ ਹੋ ਜਾਂਦਾ ਪਰ ਬੇਧਿਆਨ ਨਹੀਂ ਹੁੰਦਾ ।ਸਵਰਾਜ ਨੂੰ ਪਤਾ ਹੀ ਨਾ ਲੱਗਾ ਕਦੋਂ ਉਸ ਨੇ ਗੰਢੇ, ਅਧਰਕ ਤੇ
ਲਸਣ ਕੱਟਕੇ ਬੱਕਰੇ ਦੇ ਮੀਟ ਨੂੰ ਤੁੜਕਾ ਲਾਉਣਾ ਸ਼ੁਰੂ ਕਰ ਦਿੱਤਾ ਸੀ।
ਇੱਕ ਵਾਰ ਕੋਈ ਮੁਸਲਮਾਨ ਵਿਸਾਖੀ ਦੇ ਨੇੜੇ ਸਵਰਾਜ ਤੋਂ ਹਜਾਮਤ ਕਰਾਉਣ ਆਇਆ ਗਿਲਾ ਕਰ ਗਿਆ, “ਵਿਸਾਖੀ ਦਾ ਤਿਉਹਾਰ, ਸਾਰੇ ਪੰਜਾਬੀਆਂ ਦਾ ਸਾਂਝਾ
ਸੀ। ਸਿੱਖਾਂ ਨੇ ਇਸ ਨੂੰ ਧਾਰਮਿਕ ਰੰਗਤ ਦੇ ਕੇ ’ਹਾਈਜੈੱਕ’ ਕਰ ਲਿਆ, ਨਈ?”
ਉਹ ਉੱਠਿਆ ਤੇ ਸੋਚਿਆ, “ਅੱਜ ਦੀ ਭਾਸ਼ਾ ਵਿੱਚ ‘ਨਗਰ ਕੀਰਤਨ’ ਦੇਖਣ ਆਇਆਂ ਨੇ,ਸੁਣਨ ਵਾਲੀ ਚੀਜ਼ ਹੁਣ ਪੂੰਜੀ ਪੂਜਕਾਂ ਨੇ ਦੇਖਣ ਵਾਲੀ ਬਣਾ ਦਿੱਤੀ ਹੈ।ਹੈ
ਨਾ ਸਰਮਾਏ ਦਾ ਕਮਾਲ?”
ਲੋਕ ਜਲੂਸ ਵੱਲ ਆ ਜਾ ਰਹੇ ਸਨ। ਉਨ੍ਹਾਂ ਨੇ ਆਪਣੇ ਝੋਲਿਆਂ ਵਿੱਚ ਸਿੱਖ ਧਰਮ ਦੇ ਸੇਵਕਾਂ ਤੇ ਹੋਰ ਕਾਰੋਬਾਰੀ ਅਦਾਰਿਆਂ ਤੋਂ ਮਿਲੀਆਂ ਖਾਣ-ਪੀਣ ਤੇ ਵਰਤਣ
ਵਾਲੀਆਂ ਚੀਜ਼ਾਂ ਪਾਈਆਂ ਹੋਈਆਂ ਸਨ। ਹੁਣ ਉਹ ਖੁਸ਼ ਹੋਣਗੇ ਕਿ ਮੁਫਤ ਵਿੱਚ ਕਿੰਨਾ ਕੁਛ ਮਿਲ ਗਿਆ! ਛੋਲੇ-ਪੂਰੀਆਂ,ਸਮੋਸੇ ਤੇ ਹੋਰ ਨਿਕ-ਸੁਕ ਛਕਕੇ ‘ਸੰਗਤ’
ਖੁਸ਼ ਹੋਈ ਹੋਵੇਗੀ। ਲੋਕ ਮੁਫਤ ਵਿੱਚ ਖਾ-ਪੀ ਕੇ ਖੁਸ਼ ਰਹਿੰਦੇ ਹਨ। ਅੱਜ ਬਹੁਤ ਭੀੜ ਸੀ।ਖਲਕਤ ਹੁੱਬ ਹੁੱਬਕੇ ਗੱਲਾਂ ਕਰੇਗੀ।ਜਦ ਭੀੜ ਖੁਸ਼ ਹੁੰਦੀ ਹੈ ਤਾਂ ਮੇਲਾ
ਮੇਲੀਆਂ ਦਾ ਬਣਦਾ ਹੈ । ਗੁਰਦੁਆਰੇ ਦੇ ਮਾਲਕ ਤੇ ਚਾਲਕ ਵੀ ਖੁਸ਼ ਹੋਣਗੇ। ਕਈ ਹਜ਼ਾਰ ਡਾਲਰ ਚੜ੍ਹਾਵੇ ਦੇ ਬਣਨ ਨਾਲ । ਗੁਰਦੁਆਰੇ ਨਿੱਜੀ ਜਾਇਦਾਦ ਬਣ
ਰਹੇ ਹਨ। ਵੋਟਾਂ ਵਿੱਚ ਹਾਰਿਆ ਹੋਇਆ ਧੜਾ ਬਹੁਤੀ ਵਾਰ ਨਵਾਂ ਗੁਰਦੁਆਰਾ ਬਣਾ ਲੈਂਦਾ ਹੈ।ਧਰਮ ਅੱਜ ਦੀ ਤਾਰੀਖ ਵਿੱਚ ਵਪਾਰ ਹੈ।ਪਹਿਲਾਂ ਡੇਰੇ ਧਾਰਮਿਕ
ਪ੍ਰਚਾਰ ਕਰਦੇ ਸਨ।ਕੁਝ ਲੋਕਾਂ ਨੇ ਸੋਚਿਆ ਧਰਮ ਡੇਰਿਆਂ ਵਿੱਚ ਕੈਦ ਹੈ।ਉਸ ਦਾ ਲਾਹਾ ਮਹੰਤ ਲੈ ਰਹੇ ਹਨ। ਡੇਰਿਆਂ ਤੋਂ ਧਰਮ ਆਜ਼ਾਦ ਕਰਾਇਆ ਗਿਆ।
ਹੁਣ ਵਿਕਸਤ ਦੇਸ਼ਾਂ ਵਿੱਚ ਗੁਰਦੁਆਰੇ ਡੇਰਿਆਂ ਦਾ ਰੂਪ ਧਾਰਨ ਕਰ ਰਹੇ ਹਨ।
ਬੱਕਰੇ ਦਾ ਮੀਟ ਤਿਆਰ ਸੀ। ਸਵਰਾਜ ਨੂੰ ਉਸ ਦੇ ਬੱਚਿਆਂ ਨੇ ਆ ਕੇ ਅੰਗਰੇਜ਼ੀ ਵਿੱਚ ਕਿਹਾ , “ਡੈਡੀ, ਮੀਟ ਸਮਿੱਲ ਬਹੁਤ ਵਧੀਆ ਕਰ ਰਿਹਾ । ਸਾਡੀ ਭੁੱਖ
ਚਮਕਾ ਤੀ ਇਹਦੀ ਮਹਿਕ ਨੇ। ”
ਸਵਰਾਜ ਦੇ ਬਣਾਏ ਮੀਟ ਨੂੰ ਸਭ ਰਿਸ਼ਤੇਦਾਰ ਤੇ ਦੋਸਤ-ਮਿੱਤਰ ਖੁਸ਼ ਹੋ ਕੇ ਖਾਂਦੇ ਸਨ। ਉਨ੍ਹਾਂ ਦਾ ਮੰਨਣਾ ਸੀ ਕਿ ਸਵਰਾਜ ਵਰਗਾ ਸੁਆਦ ਮੀਟ ਕੋਈ ਹੋਰ ਨਹੀਂ
ਬਣਾ ਸਕਦਾ । ਬੱਚੇ ਮੀਟ ਖਾਣ ਬੈਠ ਗਏ ।
ਮੇਜ਼ ਉੱਪਰ ਨਸ਼ੇ ਦੀ ਬੋਤਲ
ਗਲਾਸ,ਨੁਕਲ ਤੇ ਪਾਣੀ ਦਾ ਜੱਗ,ਜਿਗਰੀ ਮਿੱਤਰਾਂ ਦੀ ਉਡੀਕ ਕਰ ਰਹੇ ਸਨ। ਆਪਣੀ ਉਡੀਕ ਦੀ ਸ਼ਿੱਦਤ ਨੂੰ ਘੱਟ ਕਰਨ ਦੇ
ਇਰਾਦੇ ਨਾਲ ਸਵਰਾਜ ਨੇ ਘਰ ਦੀ ਕੱਢੀ ਦਾ ਡਰਿੰਕ ਪਾਇਆ ਤੇ ਸੜਕ ਉੱਪਰ ਜਾ ਰਹੇ ਜਲੂਸ ਨੂੰ ਦੇਖਿਆ। ਫਿਰ ਆਪਣੇ ਘਰ ਦੇ ਖੱਬੇ ਪਾਸੇ ਵਾਲੀ ਸੜਕ ਨੂੰ
ਦੇਖਿਆ, ਜਿੱਧਰ ਦੀ ਉਸ ਦੇ ਦੋਸਤਾਂ ਨੇ ਆਉਣਾ ਸੀ।
ਸਵਰਾਜ ਦਾ ਘਰ ਕੋਨੇ ਉੱਪਰ ਸੀ। ਘਰ ਦੇ ਮੋਹਰੇ ਅਤੇ ਪਾਸੇ ਨਾਲ ਜਾਂਦੀ ਸੜਕ ਦੇ ਉੱਪਰ ਕਾਰਾਂ ਦੀ ਲਾਈਨ ਦੇ ਬਰੋਬਰ ਸਾਈਕਲ ਚਲਾਉਣ ਵਾਲਿਆਂ ਲਈ
ਵੱਖਰੀ ਲਾਈਨ, ਚਿੱਟੀ ਲਕੀਰ ਖਿੱਚਕੇ ਬਣਾਈ ਹੋਈ ਸੀ। ਫਿਰ ਛੋਟੀ ਜਿਹੀ ਸੀਮਿੰਟ ਦੀ ਬੰਨੀ ’ਤੇ ਉਸ ਦੇ ਨਾਲ ਹਰੇ ਘਾਹ ਦੀ ਚਾਦਰ ਵਿਛਾਈ ਹੋਈ ਹੈ।ਵਿੱਚ
ਵਿੱਚ ਫੁੱਲਾਂ ਦੀਆਂ ਕਿਆਰੀਆਂ।ਕਈ ਤਰ੍ਹਾਂ ਦੇ ਬੂਟੇ ਲਾਏ ਹੋਏ ਹਨ, ਜਿਨ੍ਹਾਂ ਨੇ ਇੱਕ ਦਿਨ ਰੁੱਖ ਬਣਨਾ ਹੈ । ਘਾਹ ਦੀ ਹਰੀ ਚਾਦਰ ਦੇ ਨਾਲ ਪੈਦਲ ਚੱਲਣ
ਵਾਲਿਆਂ ਵਾਸਤੇ ਪੱਕਾ ’ਸਾਈਡ ਵਾਕ’ ਬਣਾਇਆ ਹੋਇਆ ਹੈ । ਉਸ ਤੋਂ ਅੱਗੇ ਕਿਸੇ ਹੋਰ ਘਰ ਦੀ ਯਾੜ ਸ਼ੁਰੂ ਹੋ ਜਾਂਦੀ ਹੈ ।
“ਵਾਹ! ਕਿੰਨਾ ਪਿਆਰਾ ਰਸਤਾ ਹੈ । ਫੁੱਲਾਂ ਤੇ ਬੂਟਿਆਂ ਨਾਲ ਸਜਾਇਆ ਸੁਆਰਿਆ ਹੋਇਆ। ਪਹਿਲਾਂ ਨਹੀਂ ਕਦੇ ਇੰਨਾ ਸੋਹਣਾ ਲੱਗਾ।ਕਮਾਲ ਹੋ ਗਈ,ਬਈ!”
ਸਵਰਾਜ ਖੁਸ਼ ਹੋ ਗਿਆ, ਆਪਣੇ ਆਲ਼ੇ ਦੁਆਲ਼ੇ ਨੂੰ ਸਾਫ਼ ਸੁਥਰਾ ਦੇਖਕੇ ।
ਵਿਚਾਰ ਵਟਾਂਦਰਾ, ਸੂਚਨਾਵਾਂ,
ਫੁਟਕਲ
* * *
* * *
* * *
* * *
* * *